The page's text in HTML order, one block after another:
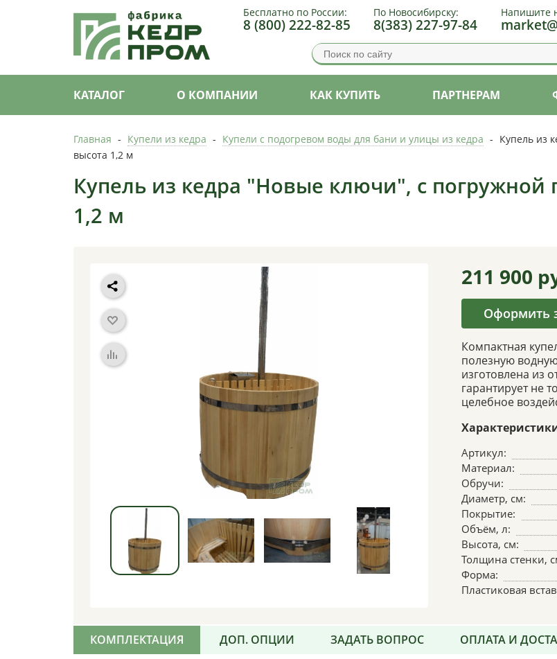
Бесплатно по России:
8 (800) 222-82-85
По Новосибирску:
8(383) 227-97-84
Напишите
КАТАЛОГ О КОМПАНИИ КАК КУПИТЬ ПАРТНЕРАМ
Главная - Купели из кедра - Купели с подогревом воды для бани и улицы из кедра - Купель из
высота 1,2 м
Купель из кедра "Новые ключи", с погружной
1,2 м
211 900
Оформить
Компактная
полезную
изготовлена из
гарантирует не
целебное
Артикул:
Материал:
Обручи:
Диаметр, см:
Покрытие:
Объём, л:
Высота, см:
Толщина стенки,
Форма:
Пластиковая
КОМПЛЕКТАЦИЯ ДОП. ОПЦИИ ЗАДАТЬ ВОПРОС ОПЛАТА И